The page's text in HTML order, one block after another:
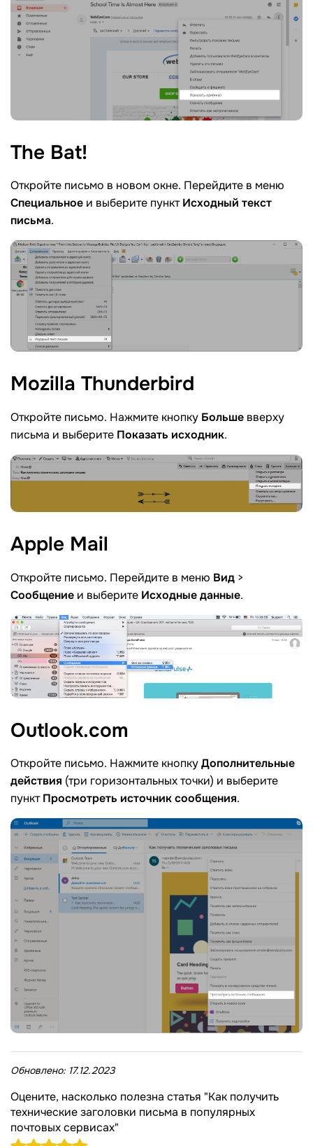
The Bat!
Откройте письмо в новом окне. Перейдите в меню
Специальное и выберите пунктИсходный текст
письма.
Mozilla Thunderbird
Откройте письмо. Нажмите кнопку Больше вверху
письма и выберите Показать исходник.
Apple Mail
Откройте письмо. Перейдите в меню Вид >
Сообщение и выберите Исходные данные.
Outlook.com
Откройте письмо. Нажмите кнопкуДополнительные
действия (три горизонтальных точки) и выберите
пунктПросмотреть источник сообщения.
Обновлено: 17.12.2023
Оцените, насколько полезна статья "Как получить
технические заголовки письма в популярных
почтовых сервисах"